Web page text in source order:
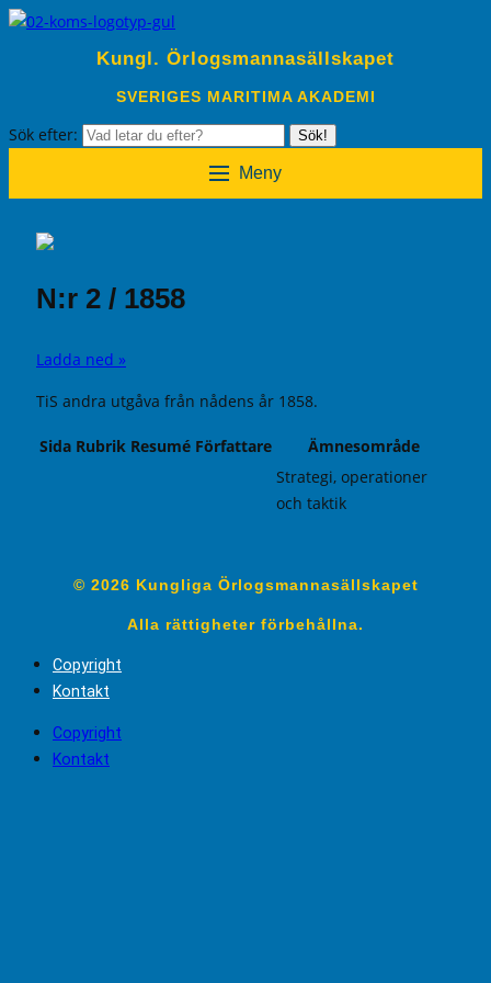
Kungl. Örlogsmannasällskapet
SVERIGES MARITIMA AKADEMI
Sök efter: Sök!
Meny
N:r 2 / 1858
Ladda ned »
TiS andra utgåva från nådens år 1858.
Sida Rubrik Resumé Författare
Ämnesområde
Strategi, operationer
och taktik
© 2026 Kungliga Örlogsmannasällskapet
Alla rättigheter förbehållna.
Copyright
Kontakt
Copyright
Kontakt